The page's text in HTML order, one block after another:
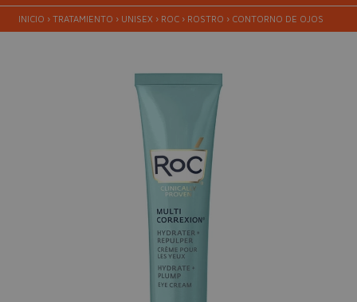
INICIO › TRATAMIENTO › UNISEX › ROC › ROSTRO › CONTORNO DE OJOS